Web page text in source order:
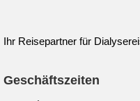
Ihr Reisepartner für
Geschäftszeiten